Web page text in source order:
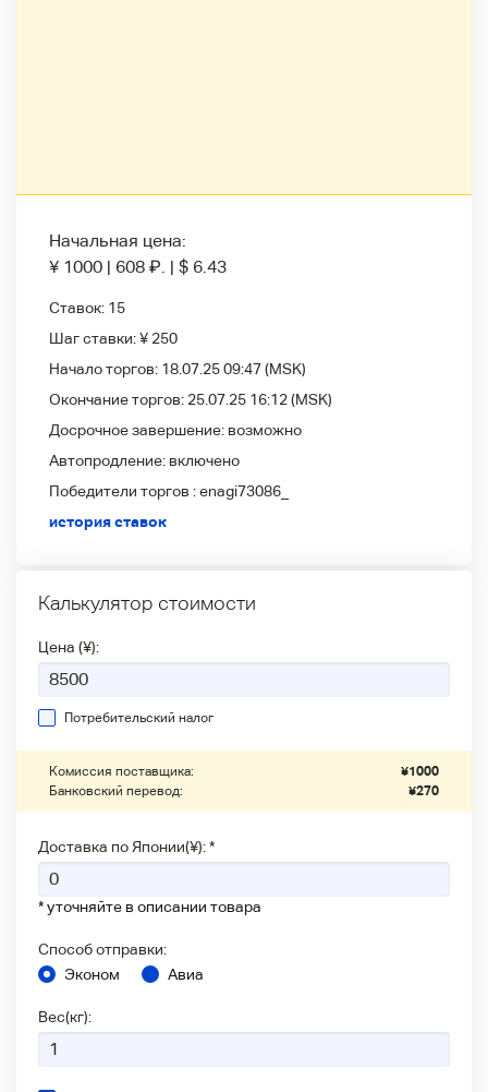
Начальная цена:
¥ 1000 | 608 ₽ | $ 6.43
Ставок: 15
Шаг ставки:¥ 250
Начало торгов: 18.07.25 09:47(MSK)
Окончание торгов: 25.07.25 16:12(MSK)
Досрочное завершение: возможно
Автопродление: включено
Победители
торгов :enagi73086_
история ставок
Калькулятор стоимости
Цена (¥):
Потребительский налог
Комиссия поставщика: ¥1000
Банковский перевод:
¥270
Доставка по Японии(¥): *
* уточняйте в описании товара
Способ отправки:
Эконом
Авиа
Вес(кг):